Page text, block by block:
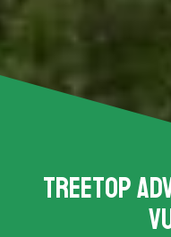
Treetop